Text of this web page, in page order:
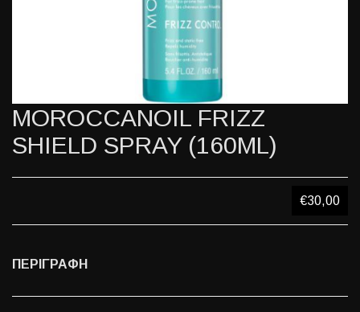
MOROCCANOIL FRIZZ
SHIELD SPRAY (160ML)
€30,00
ΠΕΡΙΓΡΑΦΗ